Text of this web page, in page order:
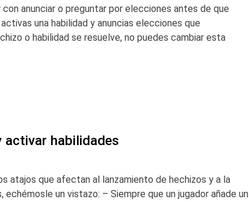
anunciar o preguntar por elecciones antes de que
una habilidad y anuncias elecciones que
o habilidad se resuelve, no puedes cambiar esta
activar habilidades
atajos que afectan al lanzamiento de hechizos y a la
un vistazo: – Siempre que un jugador añade un